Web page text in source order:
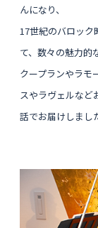
んになり、
17世紀のバロック
て、数々の魅力的
クープランやラモ
スやラヴェルなど
話でお届けしまし